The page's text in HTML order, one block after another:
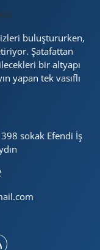
buluştururken,
Şatafattan
bir altyapı
yapan tek vasıflı
sokak Efendi İş